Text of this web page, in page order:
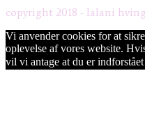
copyright 2018 - lalani
Vi anvender cookies for at
oplevelse af vores website.
vil vi antage at du er